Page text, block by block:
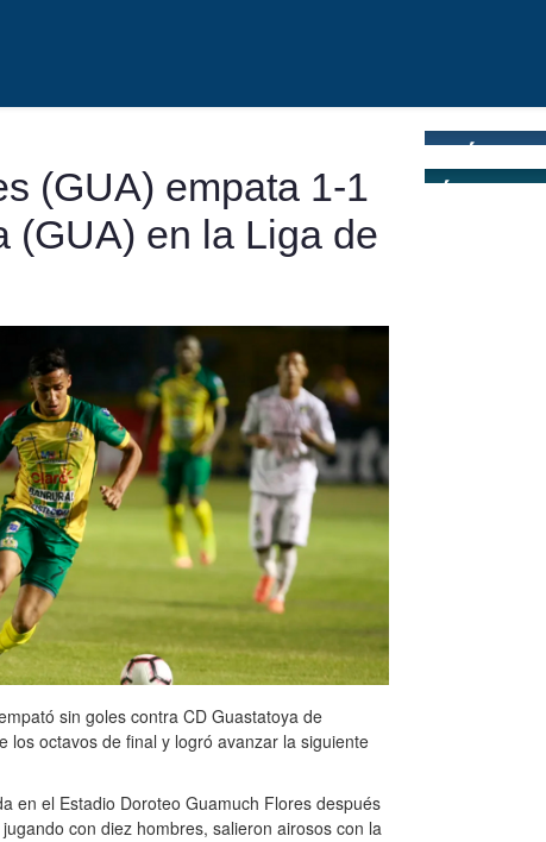
(GUA) empata 1-1
(GUA) en la Liga de
sin goles contra CD Guastatoya de
los octavos de final y logró avanzar la siguiente
en el Estadio Doroteo Guamuch Flores después
con diez hombres, salieron airosos con la